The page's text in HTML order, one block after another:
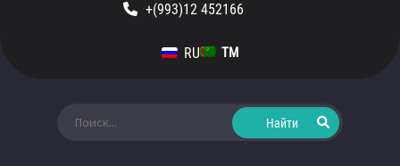
+(993)12 452166
RU TM